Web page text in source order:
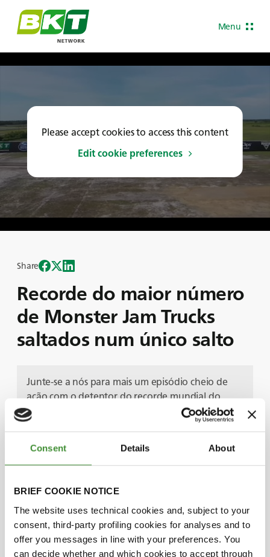
Consent Details About
BRIEF COOKIE NOTICE
The website uses technical cookies and, subject to your
consent, third-party profiling cookies for analyses and to
offer you messages in line with your preferences. You
can decide whether and which cookies to accept through
Menu
Please accept cookies to access this content
Edit cookie preferences
Recorde do maior número
de Monster Jam Trucks
saltados num único salto
Share
Junte-se a nós para mais um episódio cheio de
ação com o detentor do recorde mundial do
Monster Jam, Adam Anderson.
Neste episódio, Adam assume o volante do
Veja como fez história ao bater o recorde
mundial do maior número de Monster Jam Trucks
Adam partilha connosco como o seu
extraordinário feito dependeu da resistência e da
tração dos pneus do Megalodon, que tiveram de
suportar a tensão extrema da aceleração vertical